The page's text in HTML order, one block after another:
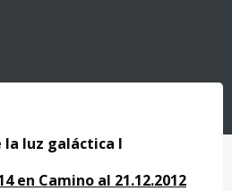
la luz galáctica I
en Camino al 21.12.2012